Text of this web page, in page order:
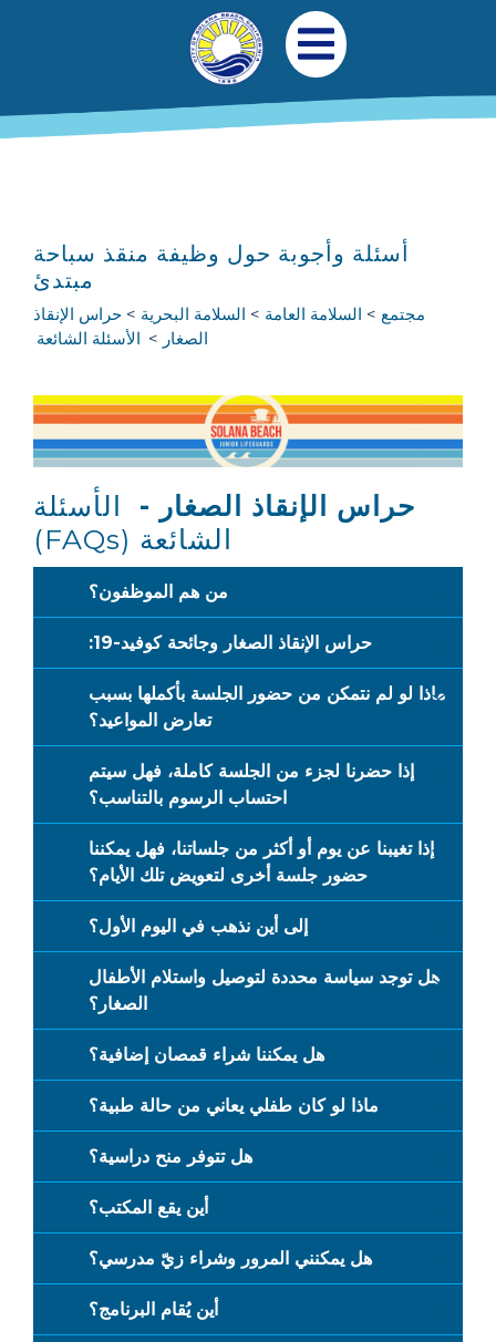
تجاوز إلى المحتوى الرئيسيالتنقل الرئيسي
افتح قائمة الجوال
أسئلة وأجوبة حول وظيفة منقذ سباحة
مبتدئ
مجتمع السلامة العامة السلامة البحرية
حراس الإنقاذ
الصغار
الأسئلة الشائعة
حراس الإنقاذ الصغار -
الأسئلة
الشائعة (FAQs)
من هم الموظفون؟
حراس الإنقاذ الصغار وجائحة كوفيد-19:
ماذا لو لم نتمكن من حضور الجلسة بأكملها بسبب
تعارض المواعيد؟
إذا حضرنا لجزء من الجلسة كاملة، فهل سيتم
احتساب الرسوم بالتناسب؟
إذا تغيبنا عن يوم أو أكثر من جلساتنا، فهل يمكننا
حضور جلسة أخرى لتعويض تلك الأيام؟
إلى أين نذهب في اليوم الأول؟
هل توجد سياسة محددة لتوصيل واستلام الأطفال
الصغار؟
هل يمكننا شراء قمصان إضافية؟
ماذا لو كان طفلي يعاني من حالة طبية؟
هل تتوفر منح دراسية؟
أين يقع المكتب؟
هل يمكنني المرور وشراء زيّ مدرسي؟
أين يُقام البرنامج؟